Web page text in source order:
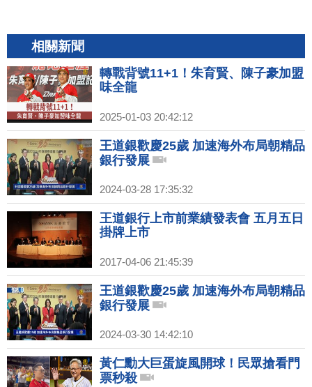
相關新聞
轉戰背號11+1！朱育賢、陳子豪加盟
味全龍
2025-01-03 20:42:12
王道銀歡慶25歲 加速海外布局朝精品
銀行發展
2024-03-28 17:35:32
王道銀行上市前業績發表會 五月五日
掛牌上市
2017-04-06 21:45:39
王道銀歡慶25歲 加速海外布局朝精品
銀行發展
2024-03-30 14:42:10
黃仁勳大巨蛋旋風開球！民眾搶看門
票秒殺